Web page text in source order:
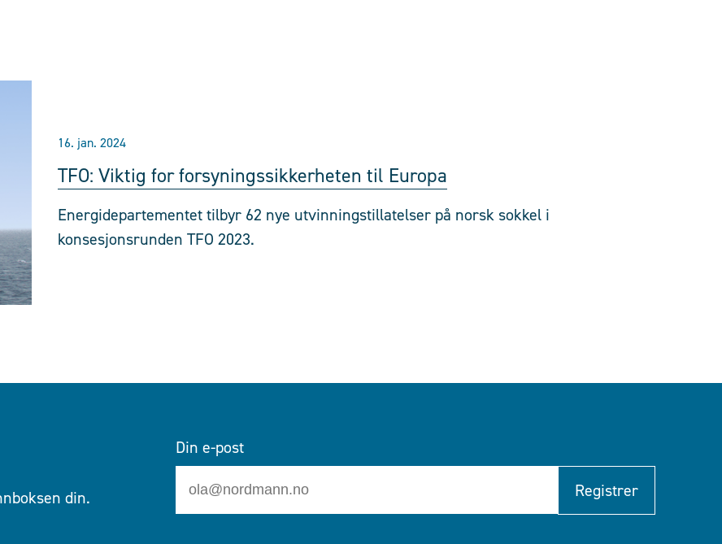
16. jan. 2024
TFO: Viktig for forsyningssikkerheten til Europa
Energidepartementet tilbyr 62 nye utvinningstillatelser på norsk sokkel i
konsesjonsrunden TFO 2023.
din.
Din e-post
Registrer